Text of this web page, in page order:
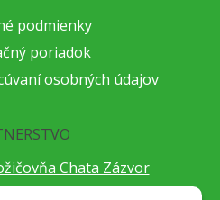
podmienky
poriadok
osobných údajov
Chata Zázvor